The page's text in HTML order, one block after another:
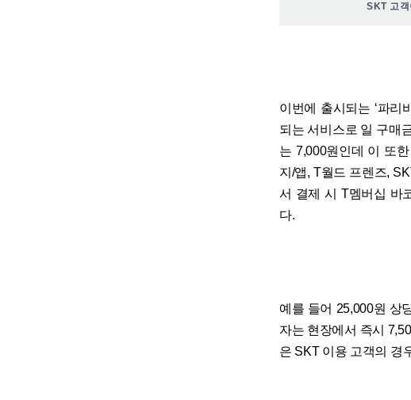
SKT 고
이번에 출시되는 ‘파리
되는 서비스로 일 구매
는 7,000원인데 이 또
지/앱, T월드 프렌즈,
서 결제 시 T멤버십 바
다.
예를 들어 25,000원 상
자는 현장에서 즉시
은 SKT 이용 고객의 경